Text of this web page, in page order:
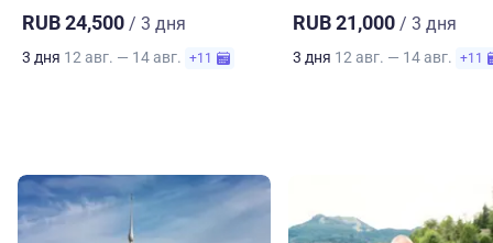
RUB 24,500 / 3 дня
3 дня 12 авг. — 14 авг. +11
RUB 21,000 / 3 дня
3 дня 12 авг. — 14 авг. +11